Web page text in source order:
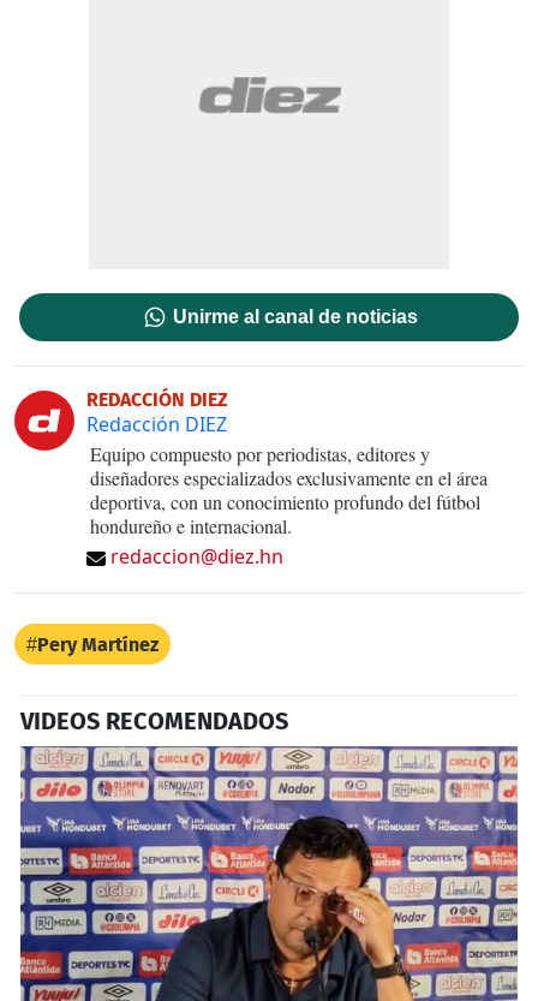
Unirme al canal de noticias
REDACCIÓN DIEZ
Redacción DIEZ
Equipo compuesto por periodistas, editores y
diseñadores especializados exclusivamente en el área
deportiva, con un conocimiento profundo del fútbol
hondureño e internacional.
redaccion@diez.hn
Pery Martínez
VIDEOS RECOMENDADOS